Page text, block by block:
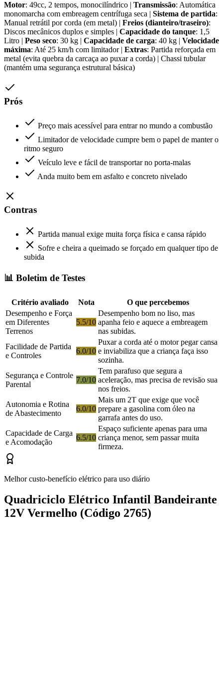
Motor: 49cc, 2 tempos, monocilíndrico | Transmissão: Automática
monomarcha com embreagem centrífuga seca | Sistema de partida:
Manual retrátil por corda (em metal) | Freios (dianteiro/traseiro):
Discos mecânicos duplos e simples | Capacidade do tanque: 1,5
Litro | Peso seco: 30 kg | Capacidade de carga: 40 kg | Velocidade
máxima: Até 25 km/h com limitador | Extras: Partida reforçada em
metal (evita quebra da carcaça ao puxar a corda) | Chassi tubular
(mantém uma segurança estrutural básica)
Prós
Preço mais acessível para entrar no mundo a combustão
Limitador de velocidade cumpre bem o papel de manter o
ritmo seguro
Veículo leve e fácil de transportar no porta-malas
Anda muito bem em asfalto e concreto nivelado
Contras
Partida manual exige muita força física e cansa rápido
Sofre e cheira a queimado se forçado em qualquer tipo de
subida
📊 Boletim de Testes
Critério avaliado Nota
O que percebemos
Desempenho e Força
em Diferentes
Terrenos
5.5/10
Desempenho bom no liso, mas
apanha feio e aquece a embreagem
nas subidas.
Facilidade de Partida
e Controles
6.0/10
Puxar a corda até o motor pegar cansa
e inviabiliza que a criança faça isso
sozinha.
Segurança e Controle
Parental
7.0/10
Tem parafuso que segura a
aceleração, mas precisa de revisão sua
nos freios.
Autonomia e Rotina
de Abastecimento
6.0/10
Mais um 2T que exige que você
prepare a gasolina com óleo na
garrafa antes do uso.
Capacidade de Carga
e Acomodação
6.5/10
Espaço suficiente apenas para uma
criança menor, sem passar muita
firmeza.
Melhor custo-benefício elétrico para uso diário
Quadriciclo Elétrico Infantil Bandeirante
12V Vermelho (Código 2765)